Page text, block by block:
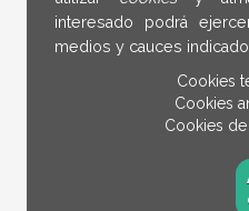
interesado podrá
medios y cauces
Cookies
Cookies
Cookies